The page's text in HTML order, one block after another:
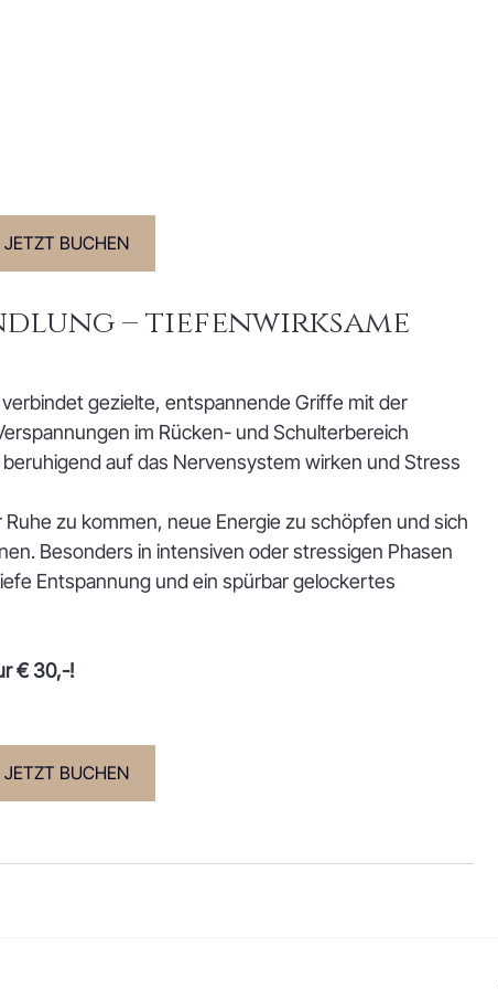
JETZT BUCHEN
– tiefenwirksame
verbindet gezielte, entspannende Griffe mit der
im Rücken- und Schulterbereich
auf das Nervensystem wirken und Stress
zu kommen, neue Energie zu schöpfen und sich
Besonders in intensiven oder stressigen Phasen
Entspannung und ein spürbar gelockertes
€ 30,-!
JETZT BUCHEN